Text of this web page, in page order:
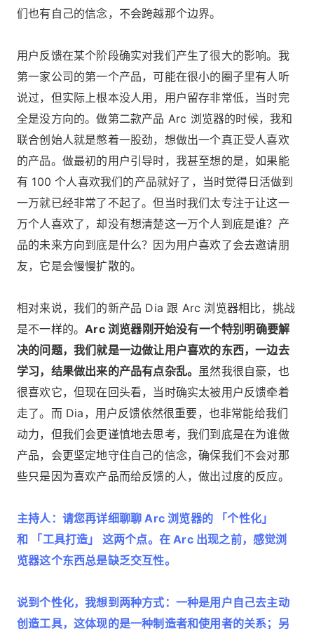
们也有自己的信念，不会跨越那个边界。
用户反馈在某个阶段确实对我们产生了很大的影响。我
第一家公司的第一个产品，可能在很小的圈子里有人听
说过，但实际上根本没人用，用户留存非常低，当时完
全是没方向的。做第二款产品 Arc 浏览器的时候，我和
联合创始人就是憋着一股劲，想做出一个真正受人喜欢
的产品。做最初的用户引导时，我甚至想的是，如果能
有 100 个人喜欢我们的产品就好了，当时觉得日活做到
一万就已经非常了不起了。但当时我们太专注于让这一
万个人喜欢了，却没有想清楚这一万个人到底是谁？产
品的未来方向到底是什么？因为用户喜欢了会去邀请朋
友，它是会慢慢扩散的。
相对来说，我们的新产品 Dia 跟 Arc 浏览器相比，挑战
是不一样的。Arc 浏览器刚开始没有一个特别明确要解
决的问题，我们就是一边做让用户喜欢的东西，一边去
学习，结果做出来的产品有点杂乱。 虽然我很自豪，也
很喜欢它，但现在回头看，当时确实太被用户反馈牵着
走了。而 Dia，用户反馈依然很重要，也非常能给我们
动力，但我们会更谨慎地去思考，我们到底是在为谁做
产品，会更坚定地守住自己的信念，确保我们不会对那
些只是因为喜欢产品而给反馈的人，做出过度的反应。
主持人：请您再详细聊聊 Arc 浏览器的 「个性化」
和 「工具打造」 这两个点。在 Arc 出现之前，感觉浏
览器这个东西总是缺乏交互性。
说到个性化，我想到两种方式：一种是用户自己去主动
创造工具，这体现的是一种制造者和使用者的关系；另